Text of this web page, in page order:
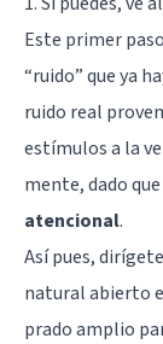
Este primer
“ruido” que ya
ruido real
estímulos a la
mente, dado que
atencional.
Así pues,
natural abierto
prado amplio